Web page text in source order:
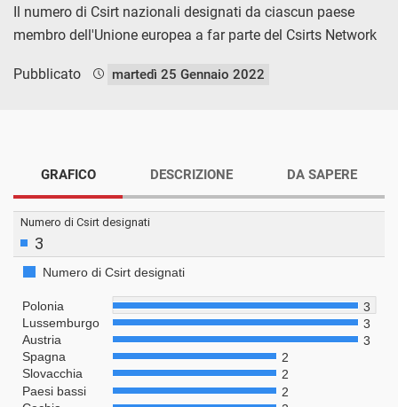
Il numero di Csirt nazionali designati da ciascun paese
membro dell'Unione europea a far parte del Csirts Network
Pubblicato martedì 25 Gennaio 2022
GRAFICO DESCRIZIONE DA SAPERE